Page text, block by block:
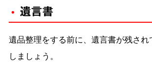
遺言書
遺品整理をする前に、遺言書が残さ
しましょう。